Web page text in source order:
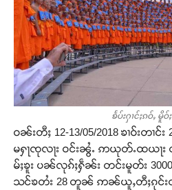
ꧠႅပ်းႁၢင်ႈၵဝ်ႇ မိူဝ်
ဝၼ်းတီႈ 12-13/05/2018 ၶၢဝ်းတ
မႁႃၸုလႃး ဝင်းၼွႆႉ ဢယုတ်ႉထယႃ
မ်ႈၶူး ပၼ်လုၵ်ႈႁဵၼ်း တင်းမူတ်း
သင်ၶတႆး 28 တူၼ် ဢၼ်ယူႇတီႈၵုင်းထဵ